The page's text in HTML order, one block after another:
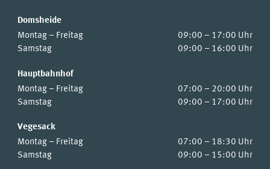
Domsheide
Montag – Freitag
09:00 – 17:00 Uhr
Samstag
09:00 – 16:00 Uhr
Hauptbahnhof
Montag – Freitag
07:00 – 20:00 Uhr
Samstag
09:00 – 17:00 Uhr
Vegesack
Montag – Freitag
07:00 – 18:30 Uhr
Samstag
09:00 – 15:00 Uhr